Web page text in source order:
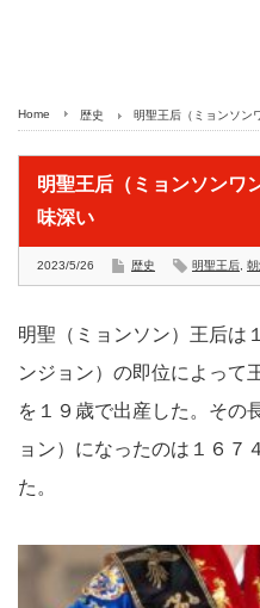
Home 歴史 明聖王后（ミョンソン
明聖王后（ミョンソンワ
味深い
2023/5/26 歴史 明聖王后
明聖（ミョンソン）王后は
ンジョン）の即位によって
を１９歳で出産した。その
ョン）になったのは１６７
た。